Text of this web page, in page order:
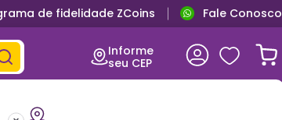
de fidelidade ZCoins Fale Conosco
Informe
seu CEP